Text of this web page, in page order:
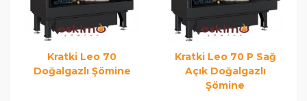
Kratki Leo 70
Doğalgazlı Şömine
Kratki Leo 70 P Sağ
Açık Doğalgazlı
Şömine